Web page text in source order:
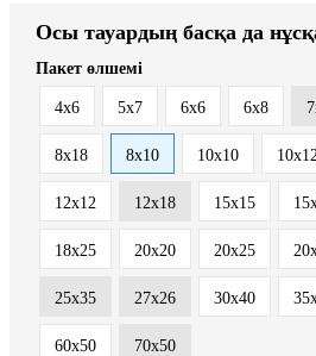
Осы тауардың басқа да
Пакет өлшемі
4x6 5x7 6x6 6x8
8x18 8х10 10x10 10x12
12x12 12x18 15x15
18x25 20x20 20x25
25x35 27x26 30x40
60x50 70x50